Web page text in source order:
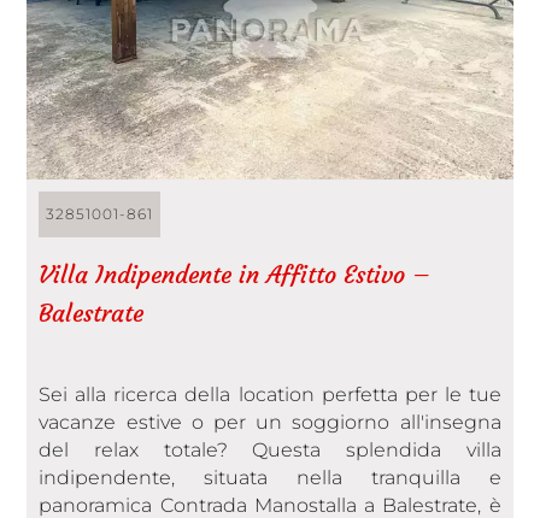
32851001-861
Villa Indipendente in Affitto Estivo –
Balestrate
Sei alla ricerca della location perfetta per le tue
vacanze estive o per un soggiorno all'insegna
del relax totale? Questa splendida villa
indipendente, situata nella tranquilla e
panoramica Contrada Manostalla a Balestrate, è